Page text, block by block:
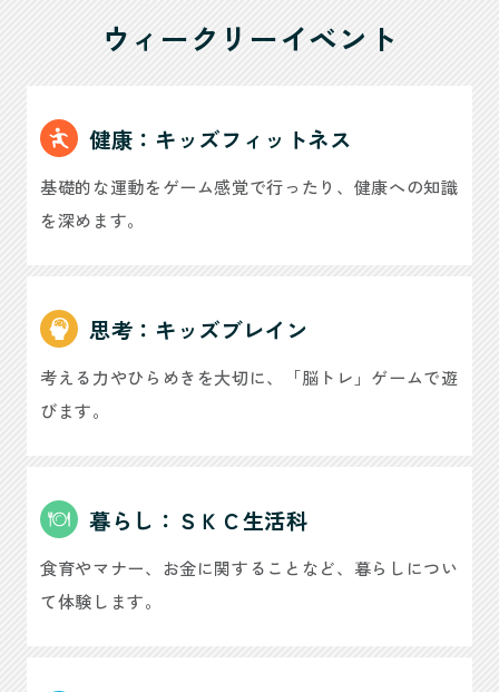
ウィークリーイベント
健康：キッズフィットネス
基礎的な運動をゲーム感覚で行ったり、健康への知識
を深めます。
思考：キッズブレイン
考える力やひらめきを大切に、「脳トレ」ゲームで遊
びます。
暮らし：ＳＫＣ生活科
食育やマナー、お金に関することなど、暮らしについ
て体験します。